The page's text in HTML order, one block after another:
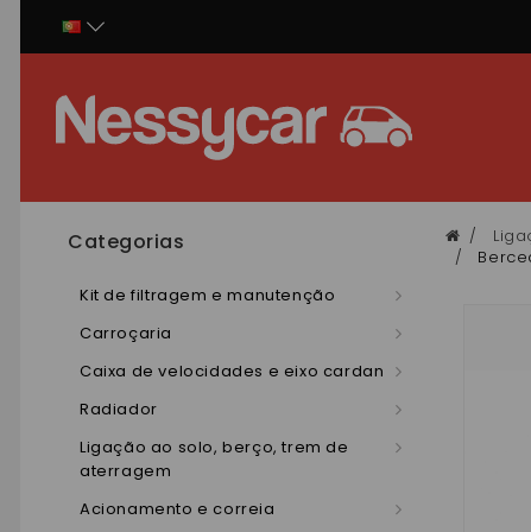
Categorias
Kit de filtragem e manutenção
Carroçaria
Caixa de velocidades e eixo cardan
Radiador
Ligação ao solo, berço, trem de
aterragem
Acionamento e correia